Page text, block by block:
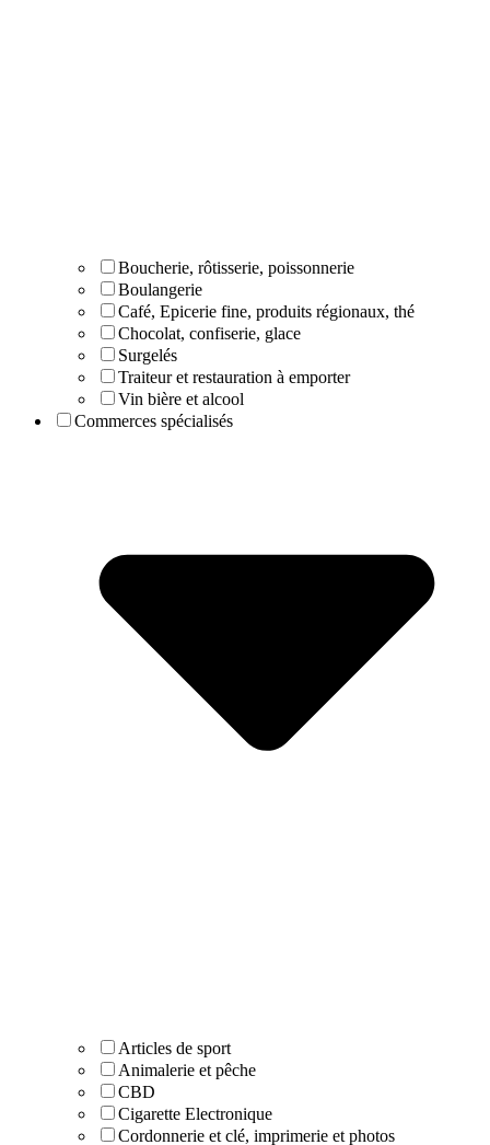
Boucherie, rôtisserie, poissonnerie
Boulangerie
Café, Epicerie fine, produits régionaux, thé
Chocolat, confiserie, glace
Surgelés
Traiteur et restauration à emporter
Vin bière et alcool
Commerces spécialisés
Articles de sport
Animalerie et pêche
CBD
Cigarette Electronique
Cordonnerie et clé, imprimerie et photos